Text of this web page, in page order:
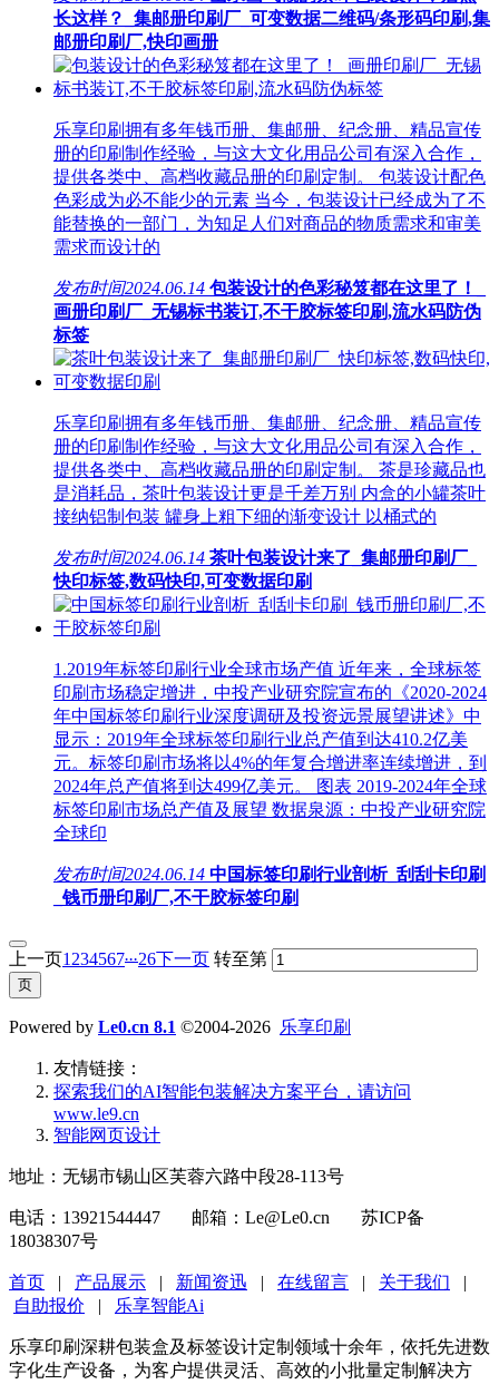
长这样？_集邮册印刷厂_可变数据二维码/条形码印刷,集
邮册印刷厂,快印画册
乐享印刷拥有多年钱币册、集邮册、纪念册、精品宣传
册的印刷制作经验，与这大文化用品公司有深入合作，
提供各类中、高档收藏品册的印刷定制。 包装设计配色
色彩成为必不能少的元素 当今，包装设计已经成为了不
能替换的一部门，为知足人们对商品的物质需求和审美
需求而设计的
发布时间2024.06.14 包装设计的色彩秘笈都在这里了！_
画册印刷厂_无锡标书装订,不干胶标签印刷,流水码防伪
标签
乐享印刷拥有多年钱币册、集邮册、纪念册、精品宣传
册的印刷制作经验，与这大文化用品公司有深入合作，
提供各类中、高档收藏品册的印刷定制。 茶是珍藏品也
是消耗品，茶叶包装设计更是千差万别 内盒的小罐茶叶
接纳铝制包装 罐身上粗下细的渐变设计 以桶式的
发布时间2024.06.14 茶叶包装设计来了_集邮册印刷厂_
快印标签,数码快印,可变数据印刷
1.2019年标签印刷行业全球市场产值 近年来，全球标签
印刷市场稳定增进，中投产业研究院宣布的《2020-2024
年中国标签印刷行业深度调研及投资远景展望讲述》中
显示：2019年全球标签印刷行业总产值到达410.2亿美
元。标签印刷市场将以4%的年复合增进率连续增进，到
2024年总产值将到达499亿美元。 图表 2019-2024年全球
标签印刷市场总产值及展望 数据泉源：中投产业研究院
全球印
发布时间2024.06.14 中国标签印刷行业剖析_刮刮卡印刷
_钱币册印刷厂,不干胶标签印刷
上一页1 234567...26下一页 转至第
Powered by Le0.cn 8.1 ©2004-2026 乐享印刷
友情链接：
探索我们的‌AI智能包装解决方案平台‌，请访问
www.le9.cn
智能网页设计
地址：无锡市锡山区芙蓉六路中段28-113号
电话：13921544447 邮箱：Le@Le0.cn 苏ICP备
18038307号
首页 | 产品展示 | 新闻资迅 | 在线留言 | 关于我们 |
自助报价 | 乐享智能Ai
乐享印刷深耕包装盒及标签设计定制领域十余年，依托先进数
字化生产设备，为客户提供灵活、高效的小批量定制解决方